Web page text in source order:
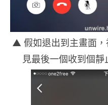
▲ 假如退出到主畫面
見最後一個收到個靜